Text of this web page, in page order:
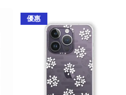
優惠